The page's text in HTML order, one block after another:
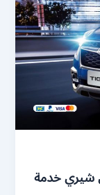
كهربائي شيري خدمة